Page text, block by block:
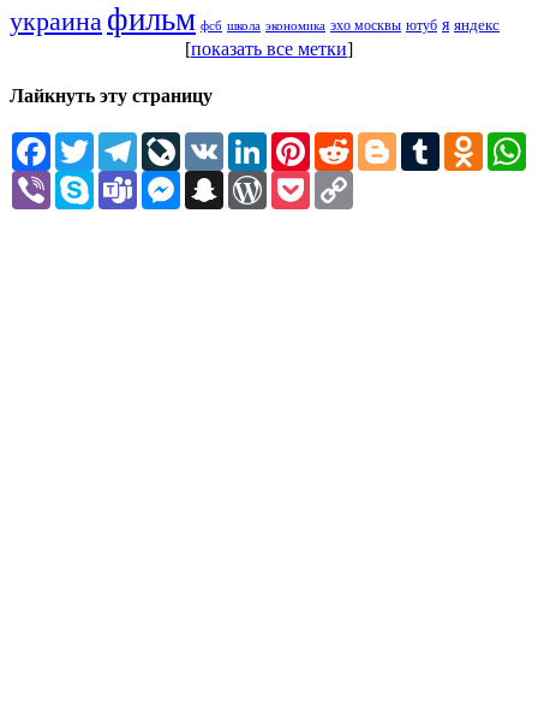
украина фильм фсб школа экономика эхо москвы ютуб я яндекс
[показать все метки]
Лайкнуть эту страницу
FacebookTwitterTelegramLiveJournal
VK LinkedInPinterestRedditBloggerTumblr
Viber Skype TeamsMessengerSnapchatWordPress
Pocket